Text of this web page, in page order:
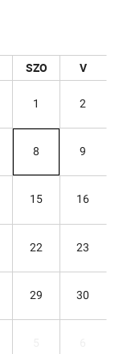
SZO V
1 2
8 9
15 16
22 23
29 30